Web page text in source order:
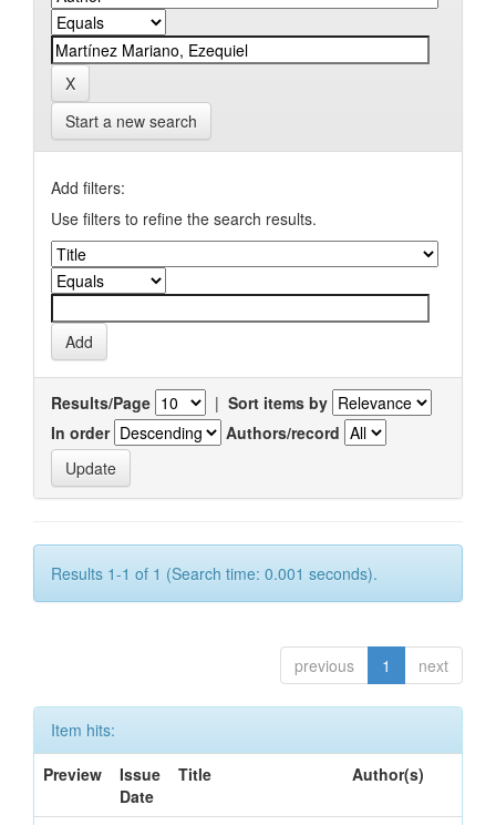
Start a new search
Add filters:
Use filters to refine the search results.
Results/Page | Sort items by
In order
Authors/record
Results 1-1 of 1 (Search time: 0.001 seconds).
previous 1 next
Item hits:
Preview
Issue
Date
Title Author(s)